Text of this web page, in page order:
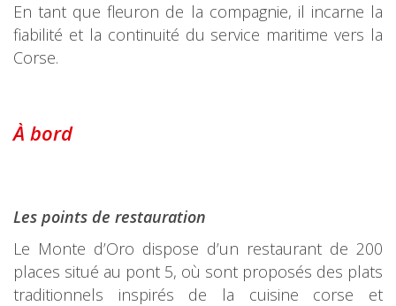
En tant que fleuron de la compagnie, il incarne la
fiabilité et la continuité du service maritime vers la
Corse.
À bord
Les points de restauration
Le Monte d’Oro dispose d’un restaurant de 200
places situé au pont 5, où sont proposés des plats
traditionnels inspirés de la cuisine corse et